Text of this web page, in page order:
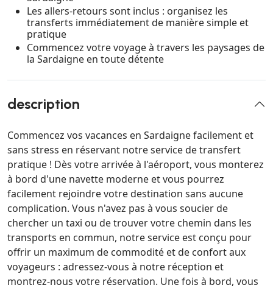
Les allers-retours sont inclus : organisez les
transferts immédiatement de manière simple et
pratique
Commencez votre voyage à travers les paysages de
la Sardaigne en toute détente
description
Commencez vos vacances en Sardaigne facilement et
sans stress en réservant notre service de transfert
pratique ! Dès votre arrivée à l'aéroport, vous monterez
à bord d'une navette moderne et vous pourrez
facilement rejoindre votre destination sans aucune
complication. Vous n'avez pas à vous soucier de
chercher un taxi ou de trouver votre chemin dans les
transports en commun, notre service est conçu pour
offrir un maximum de commodité et de confort aux
voyageurs : adressez-vous à notre réception et
montrez-nous votre réservation. Une fois à bord, vous